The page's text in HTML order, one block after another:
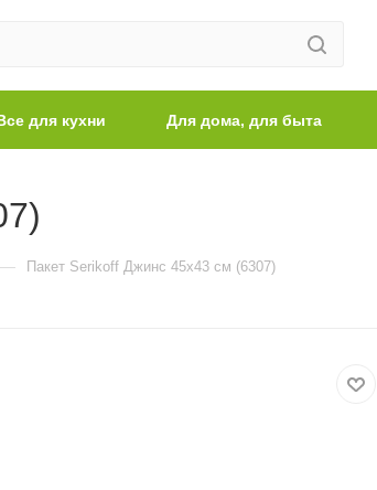
для кухни Для дома, для быта
— Пакет Serikoff Джинс 45х43 см (6307)